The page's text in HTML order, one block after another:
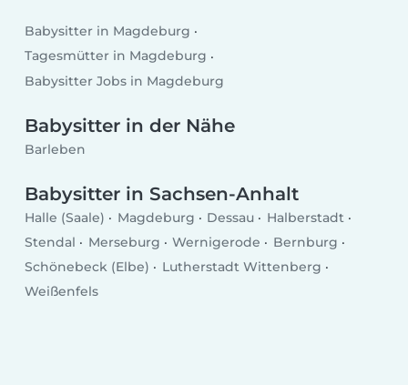
Babysitter in Magdeburg
Tagesmütter in Magdeburg
Babysitter Jobs in Magdeburg
Babysitter in der Nähe
Barleben
Babysitter in Sachsen-Anhalt
Halle (Saale) Magdeburg Dessau
Halberstadt
Stendal
Merseburg Wernigerode
Bernburg
Schönebeck (Elbe)
Lutherstadt Wittenberg
Weißenfels